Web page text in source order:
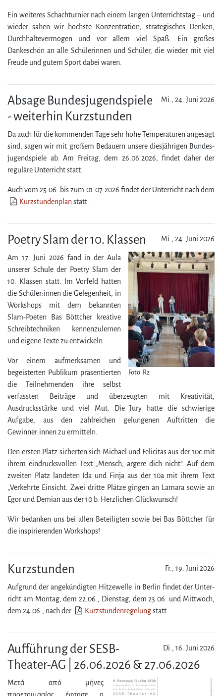
Ein weiteres Schachturnier nach einem langen Unter­richtstag – und
wieder sahen wir höchste Kon­zen­tration, strategisches Denken,
Durchhaltevermögen und vor allem viel Spaß. Ein großes
Dankeschön an alle Schüler­innen und Schüler, die wieder mit viel
Freude und gutem Sport dabei waren.
Mi., 24. Juni 2026
Absage Bundes­jugend­spiele
- weiterhin Kurzstunden
Da auch für die kommenden Tage sehr hohe Temperaturen angesagt
sind, sagen wir mit großem Bedauern unsere diesjährigen Bundes­
jugend­spiele ab. Am Freitag, dem 26.06.2026, findet daher der
reguläre Unter­richt statt.
Auch vom 25.06. bis zum 01.07.2026 findet der Unter­richt nach dem
Kurzstundenplanstatt.
Mi., 24. Juni 2026
Poetry Slam der 10. Klassen
Foto: Rz
Am 17. Juni 2026 fand in der Aula
unserer Schule der Poetry Slam der
10. Klassen statt. Im Vorfeld hatten
die Schüler:innen die Gelegenheit, in
Workshops mit dem bekannten
Slam-Poeten Bas Böttcher kreative
Schreibtechniken kennenzulernen
und eigene Texte zu entwickeln.
Vor einem aufmerksamen und
begeisterten Publikum präsentierten
die Teilnehmenden ihre selbst
verfassten Beiträge und überzeugten mit Kreativität,
Ausdrucksstärke und viel Mut. Die Jury hatte die schwierige
Aufgabe, aus den zahlreichen gelungenen Auftritten die
Gewinner:innen zu ermitteln.
Den ersten Platz sicherten sich Michael und Felicitas aus der 10c mit
ihrem eindrucksvollen Text „Mensch, ärgere dich nicht“. Auf dem
zweiten Platz landeten Ida und Finja aus der 10a mit ihrem Text
„Verkehrte Einsicht. Zwei dritte Plätze gingen an Lamara sowie an
Egor und Demian aus der 10 b. Herzlichen Glückwunsch!
Wir bedanken uns bei allen Beteiligten sowie bei Bas Böttcher für
die inspirierenden Workshops!
Fr., 19. Juni 2026
Kurzstunden
Aufgrund der angekündigten Hitzewelle in Berlin findet der Unter­
richt am Montag, dem 22.06., Dienstag, dem 23.06. und Mittwoch,
dem 24.06., nach der
Kurzstundenregelungstatt.
Di., 16. Juni 2026
Aufführung der SESB-
Theater-AG | 26.06.2026 & 27.06.2026
Μετά από μήνες